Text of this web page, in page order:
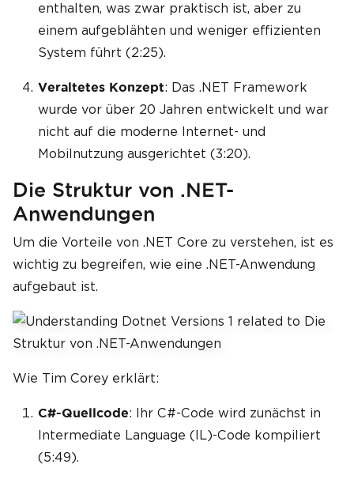
enthalten, was zwar praktisch ist, aber zu
einem aufgeblähten und weniger effizienten
System führt (2:25).
Veraltetes Konzept: Das .NET Framework
wurde vor über 20 Jahren entwickelt und war
nicht auf die moderne Internet- und
Mobilnutzung ausgerichtet (3:20).
Die Struktur von .NET-
Anwendungen
Um die Vorteile von .NET Core zu verstehen, ist es
wichtig zu begreifen, wie eine .NET-Anwendung
aufgebaut ist.
Wie Tim Corey erklärt:
C#-Quellcode: Ihr C#-Code wird zunächst in
Intermediate Language (IL)-Code kompiliert
(5:49).